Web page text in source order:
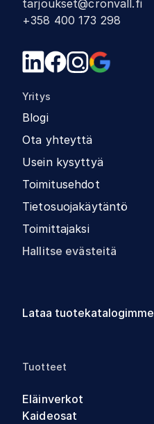
tarjoukset@cronvall.fi
+358 400 173 298
Yritys
Blogi
Ota yhteyttä
Usein kysyttyä
Toimitusehdot
Tietosuojakäytäntö
Toimittajaksi
Hallitse evästeitä
Lataa tuotekatalogimme
Tuotteet
Eläinverkot
Kaideosat